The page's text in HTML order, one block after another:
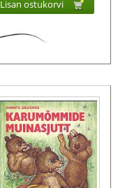
Lisan ostukorvi